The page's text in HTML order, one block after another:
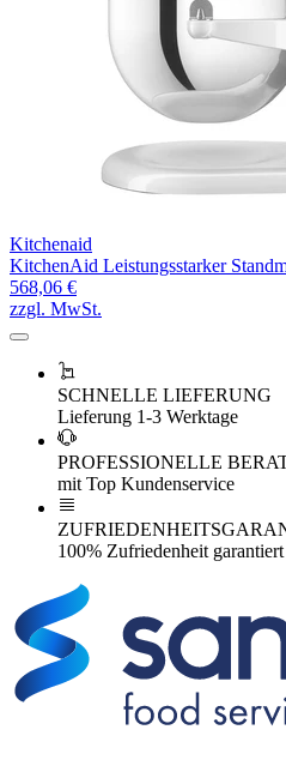
Kitchenaid
KitchenAid Leistungsstarker
568,06 €
zzgl. MwSt.
SCHNELLE LIEFERUNG
Lieferung 1-3 Werktage
PROFESSIONELLE
mit Top Kundenservice
100% Zufriedenheit garantiert